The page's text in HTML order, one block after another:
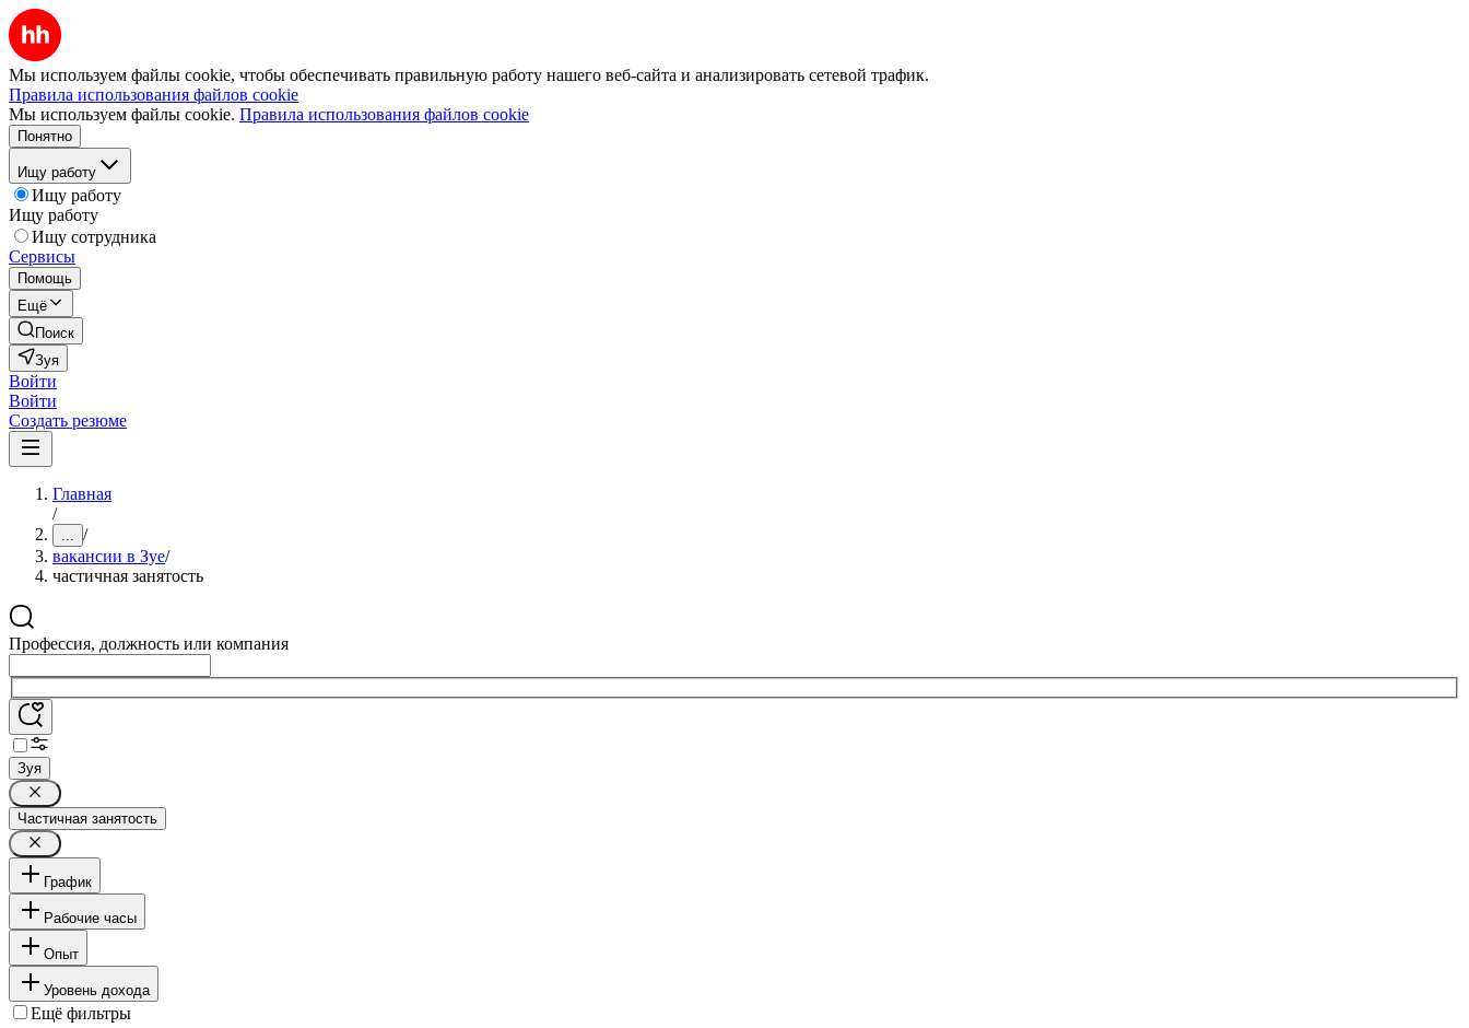
Мы используем файлы cookie, чтобы обеспечивать правильную работу нашего веб-сайта и анализировать сетевой трафик.
Правила использования файлов cookie
Мы используем файлы cookie. Правила использования файлов cookie
Понятно
Ищу работу
Ищу работу
Ищу работу
Ищу сотрудника
Сервисы
Помощь
Ещё
Поиск
Зуя
Войти
Войти
Создать резюме
Главная
/
... /
вакансии в Зуе/
частичная занятость
Профессия, должность или компания
Зуя
Частичная занятость
График
Рабочие часы
Опыт
Уровень дохода
Ещё фильтры